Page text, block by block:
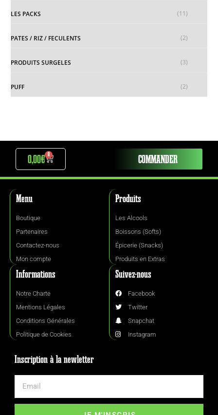
LES PACKS (11)
PATES / RIZ / FECULENTS (2)
PRODUITS SURGELES (3)
PUFF (2)
0,00€ COMMANDER
Menu
Boutique
Partenaires
Contactez-nous
Mon compte
Produits
Les Alcools
Boissons (Softs)
Épicerie (Snacks)
Produits en Extras
Informations
Notre Charte
Mentions Légales
Conditions Générales
Politique de Cookies
Suivez-nous
Facebook
Twitter
Snapchat
Instagram
Inscription à la newletter